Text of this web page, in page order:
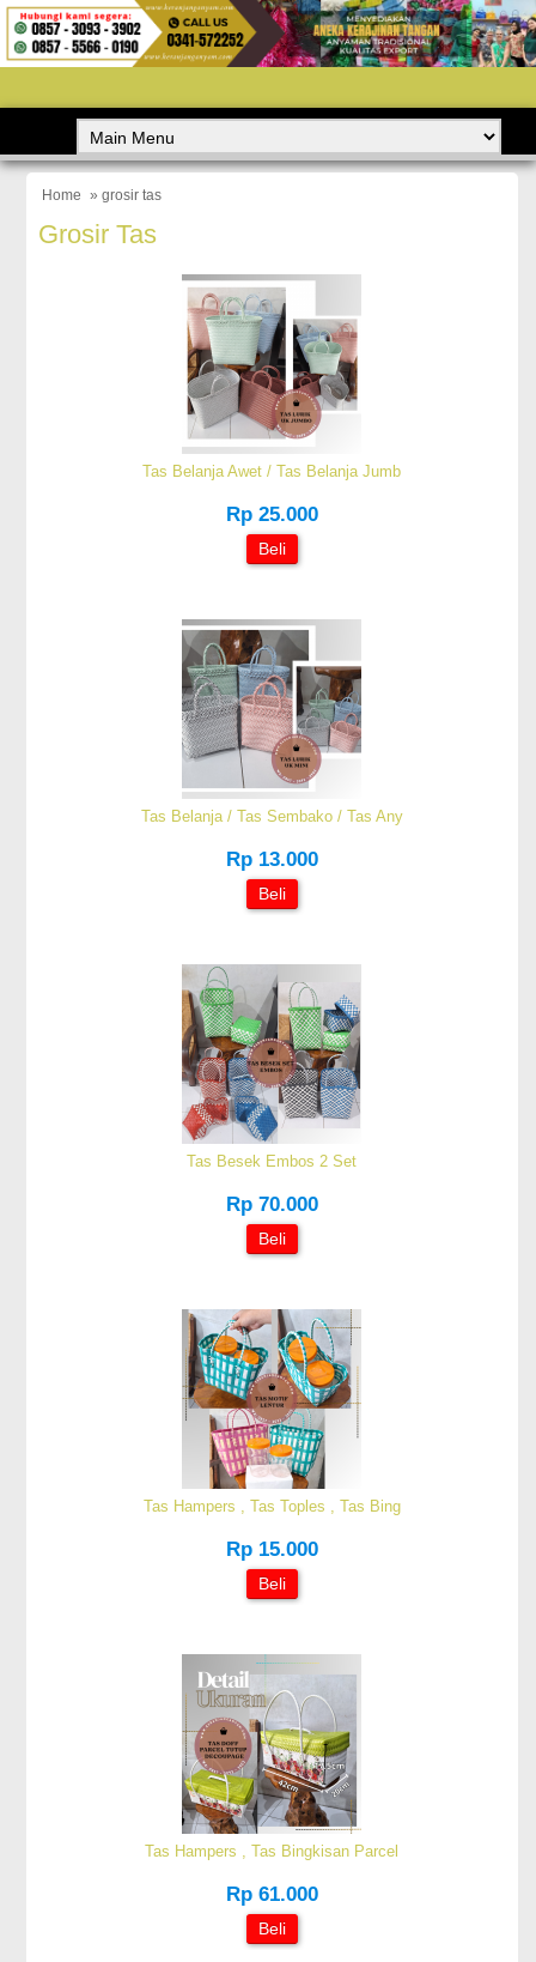
Home » grosir tas
Grosir Tas
Tas Belanja Awet / Tas Belanja Jumb
Rp 25.000
Beli
Tas Belanja / Tas Sembako / Tas Any
Rp 13.000
Beli
Tas Besek Embos 2 Set
Rp 70.000
Beli
Tas Hampers , Tas Toples , Tas Bing
Rp 15.000
Beli
Tas Hampers , Tas Bingkisan Parcel
Rp 61.000
Beli